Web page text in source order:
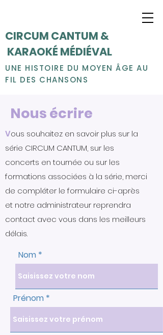
CIRCUM CANTUM &
KARAOKÉ MÉDIÉVAL
UNE HISTOIRE DU MOYEN ÂGE AU
FIL DES CHANSONS
Nous écrire
Vous souhaitez en savoir plus sur la
série CIRCUM CANTUM, sur les
concerts en tournée ou sur les
formations associées à la série, merci
de compléter le formulaire ci-après
et notre administrateur reprendra
contact avec vous dans les meilleurs
délais.
Nom
Prénom